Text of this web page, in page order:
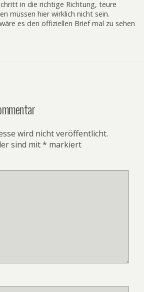
in die richtige Richtung, teure
müssen hier wirklich nicht sein.
es den offiziellen Brief mal zu sehen
wird nicht veröffentlicht.
sind mit* markiert